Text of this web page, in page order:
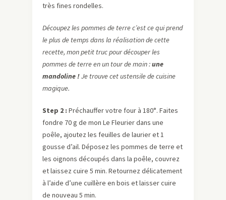
très fines rondelles.
Découpez les pommes de terre c’est ce qui prend
le plus de temps dans la réalisation de cette
recette, mon petit truc pour découper les
pommes de terre en un tour de main :une
mandoline !Je trouve cet ustensile de cuisine
magique.
Step 2 : Préchauffer votre four à 180°. Faites
fondre 70 g de mon Le Fleurier dans une
poêle, ajoutez les feuilles de laurier et 1
gousse d’ail. Déposez les pommes de terre et
les oignons découpés dans la poêle, couvrez
et laissez cuire 5 min. Retournez délicatement
à l’aide d’une cuillère en bois et laisser cuire
de nouveau 5 min.